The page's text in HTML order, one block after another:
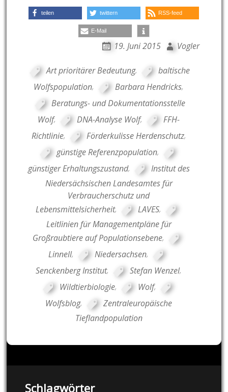
teilen twittern RSS-feed
E-Mail
19. Juni 2015 Vogler
Art prioritärer Bedeutung,
baltische
Wolfspopulation, Barbara Hendricks,
Beratungs- und Dokumentationsstelle
Wolf, DNA-Analyse Wolf,
FFH-
Richtlinie, Förderkulisse Herdenschutz,
günstige Referenzpopulation,
günstiger Erhaltungszustand,
Institut des
Niedersächsischen Landesamtes für
Verbraucherschutz und
Lebensmittelsicherheit, LAVES,
Leitlinien für Managementpläne für
Großraubtiere auf Populationsebene,
Linnell, Niedersachsen,
Senckenberg Institut, Stefan Wenzel,
Wildtierbiologie, Wolf,
Wolfsblog,
Zentraleuropäische
Tieflandpopulation
Schlagwörter